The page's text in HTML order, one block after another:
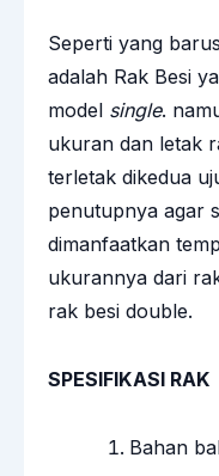
Seperti yang
adalah Rak Besi
model single.
ukuran dan letak
terletak dikedua
penutupnya agar
dimanfaatkan
ukurannya dari
rak besi double.
SPESIFIKASI RAK
Bahan